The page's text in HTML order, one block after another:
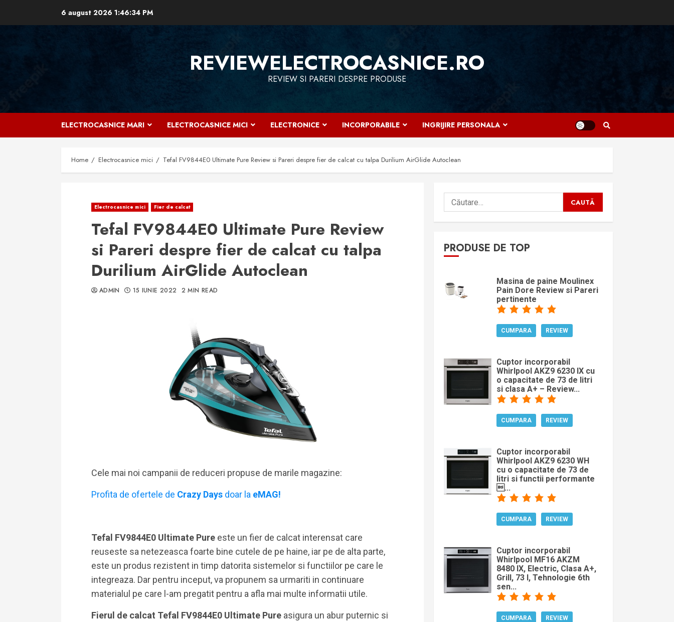
6 august 2026 1:46:35 PM
REVIEWELECTROCASNICE.RO
REVIEW SI PARERI DESPRE PRODUSE
ELECTROCASNICE MARI ELECTROCASNICE MICI ELECTRONICE INCORPORABILE INGRIJIRE PERSONALA
Home Electrocasnice mici Tefal FV9844E0 Ultimate Pure Review si Pareri despre fier de calcat cu talpa Durilium AirGlide Autoclean
Electrocasnice mici Fier de calcat
Tefal FV9844E0 Ultimate Pure Review
si Pareri despre fier de calcat cu talpa
Durilium AirGlide Autoclean
ADMIN 15 IUNIE 2022 2 MIN READ
Cele mai noi campanii de reduceri propuse de marile magazine:
Profita de ofertele de Crazy Days doar la eMAG!
Tefal FV9844E0 Ultimate Pure este un fier de calcat interensat care
reuseste sa netezeasca foarte bine cutele de pe haine, iar pe de alta parte,
este un produs rezistent in timp datorita sistemelor si functiilor pe care le
integreaza. Dar pentru inceput, va propunem sa urmariti in continuare
materialul pe care l-am pregatit pentru a afla mai multe informatii utile.
Fierul de calcat Tefal FV9844E0 Ultimate Pure asigura un abur puternic si
Caută
după:
PRODUSE DE TOP
Masina de paine Moulinex
Pain Dore Review si Pareri
pertinente
CUMPARA REVIEW
Cuptor incorporabil
Whirlpool AKZ9 6230 IX cu
o capacitate de 73 de litri
si clasa A+ – Review...
CUMPARA REVIEW
Cuptor incorporabil
Whirlpool AKZ9 6230 WH
cu o capacitate de 73 de
litri si functii performante
...
CUMPARA REVIEW
Cuptor incorporabil
Whirlpool MF16 AKZM
8480 IX, Electric, Clasa A+,
Grill, 73 l, Tehnologie 6th
sen...
CUMPARA REVIEW